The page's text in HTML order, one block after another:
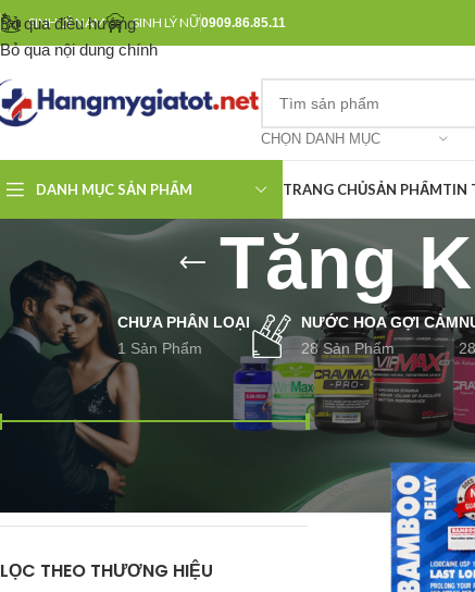
Bỏ qua điều hướng
Bỏ qua nội dung chính
SINH LÝ NAM SINH LÝ NỮ0909.86.85.11
CHỌN DANH MỤC
DANH MỤC SẢN PHẨM TRANG CHỦSẢN PHẨMTIN
Tăng
CHƯA PHÂN LOẠI
1 Sản Phẩm
NƯỚC HOA GỢI CẢM
28 Sản Phẩm
LỌC THEO GIÁ
290,000 ₫—
LỌC THEO THƯƠNG HIỆU
Trang chủ Sinh Lý